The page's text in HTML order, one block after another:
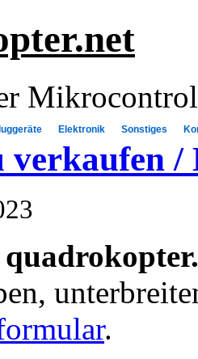
Elektronik Sonstiges
verkaufen /
.